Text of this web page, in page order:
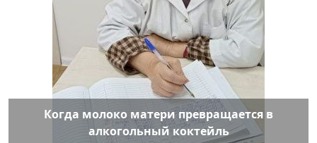
Когда молоко матери превращается в
алкогольный коктейль